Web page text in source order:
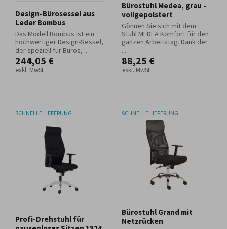
Design-Bürosessel aus
Leder Bombus
Das Modell Bombus ist ein
hochwertiger Design-Sessel,
der speziell für Büros, ...
244,05 €
exkl. MwSt
Bürostuhl Medea, grau -
vollgepolstert
Gönnen Sie sich mit dem
Stuhl MEDEA Komfort für den
ganzen Arbeitstag. Dank der
...
88,25 €
exkl. MwSt
SCHNELLE LIEFERUNG
Profi-Drehstuhl für
SCHNELLE LIEFERUNG
Bürostuhl Grand mit
Netzrücken